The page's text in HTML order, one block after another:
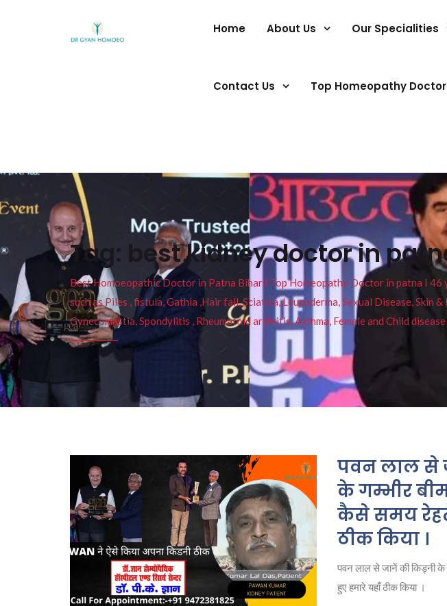
Home About Us Our Specialities
Contact Us Top Homeopathy
Tag: best kidney doctor in
Best Homoeopathic Doctor in Patna Bihar I Top Homeopathy Doctor in patna I
such as Piles , fistula, Gathia ,Hair fall, Sciatica, Leucoderma, Sexual Disease,
Gynecomastia, Spondylitis , Rheumatoid arthritis, Asthma, Female and Child
पवन लाल से
के गम्भीर
कैसे समय
ठीक किया ।
पवन लाल से जानें की किड्नी के
हुए हमारे यहाँ ठीक किया ।